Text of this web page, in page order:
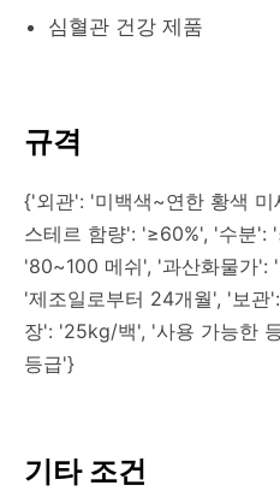
심혈관 건강 제품
규격
{'외관': '미백색~연한 황색
스테르 함량': '≥60%', '수분':
'80~100 메쉬', '과산화물가
'제조일로부터 24개월', '보관
장': '25kg/백', '사용 가능한
등급'}
기타 조건